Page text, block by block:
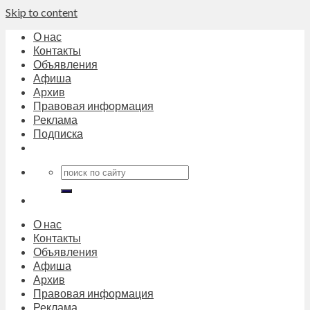
Skip to content
О нас
Контакты
Объявления
Афиша
Архив
Правовая информация
Реклама
Подписка
О нас
Контакты
Объявления
Афиша
Архив
Правовая информация
Реклама